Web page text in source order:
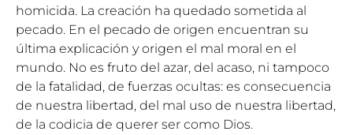
homicida. La creación ha quedado sometida al
pecado. En el pecado de origen encuentran su
última explicación y origen el mal moral en el
mundo. No es fruto del azar, del acaso, ni tampoco
de la fatalidad, de fuerzas ocultas: es consecuencia
de nuestra libertad, del mal uso de nuestra libertad,
de la codicia de querer ser como Dios.